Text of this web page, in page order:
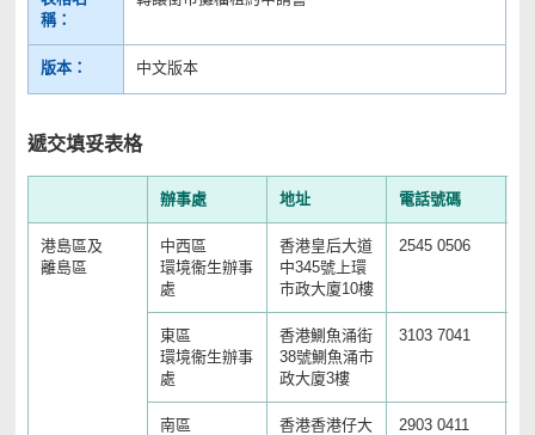
稱：
版本： 中文版本
遞交填妥表格
辦事處 地址 電話號碼
港島區及
離島區
中西區
環境衞生辦事
處
香港皇后大道
中345號上環
市政大廈10樓
2545 0506
東區
環境衞生辦事
處
香港鰂魚涌街
38號鰂魚涌市
政大廈3樓
3103 7041
南區
香港香港仔大
2903 0411